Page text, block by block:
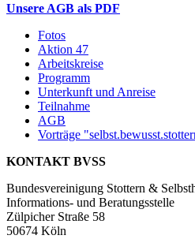
Unsere AGB als PDF
Fotos
Aktion 47
Arbeitskreise
Programm
Unterkunft und Anreise
Teilnahme
AGB
Vorträge
KONTAKT BVSS
Bundesvereinigung Stottern &
Informations- und Beratungsstelle
Zülpicher Straße 58
50674 Köln